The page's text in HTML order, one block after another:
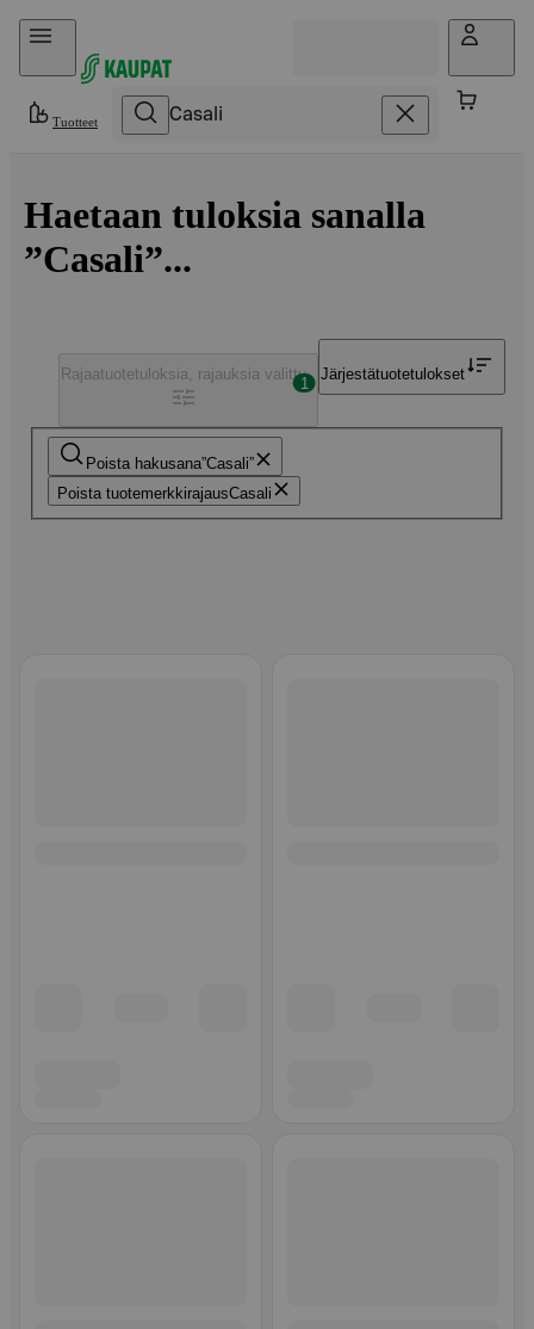
Hyppää sisältöön
Tuotteet
Haetaan tuloksia sanalla
”Casali”...
Poista hakusana Casali
Poista tuotemerkkirajausCasali
Rajaatuotetuloksia, rajauksia valittu
1
Järjestätuotetulokset